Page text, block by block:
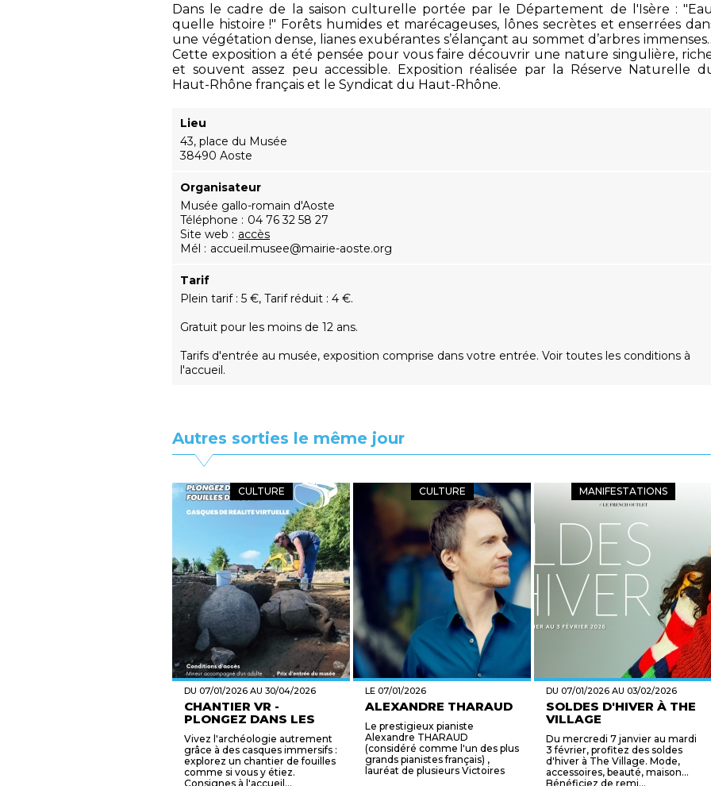
Dans le cadre de la saison culturelle portée par le Département de l'Isère :
quelle histoire !" Forêts humides et marécageuses, lônes secrètes et enserrées
une végétation dense, lianes exubérantes s’élançant au sommet d’arbres
Cette exposition a été pensée pour vous faire découvrir une nature singulière,
et souvent assez peu accessible. Exposition réalisée par la Réserve Naturelle
Haut-Rhône français et le Syndicat du Haut-Rhône.
Lieu
43, place du Musée
38490 Aoste
Organisateur
Musée gallo-romain d'Aoste
Téléphone
04 76 32 58 27
Site web
accès
Mél
accueil.musee@mairie-aoste.org
Tarif
Plein tarif : 5 €, Tarif réduit : 4 €.
Gratuit pour les moins de 12 ans.
Tarifs d'entrée au musée, exposition comprise dans votre entrée. Voir toutes les conditions à
l'accueil.
Autres sorties le même jour
CULTURE
DU 07/01/2026 AU 30/04/2026
CHANTIER VR -
PLONGEZ DANS LES
FOUI...
Vivez l'archéologie autrement
grâce à des casques immersifs :
explorez un chantier de fouilles
comme si vous y étiez.
Consignes à l'accueil...
CULTURE
LE 07/01/2026
ALEXANDRE THARAUD
Le prestigieux pianiste
Alexandre THARAUD
(considéré comme l'un des plus
grands pianistes français) ,
lauréat de plusieurs Victoires
MANIFESTATIONS
DU 07/01/2026 AU 03/02/2026
SOLDES D'HIVER À THE
VILLAGE
Du mercredi 7 janvier au mardi
3 février, profitez des soldes
d'hiver à The Village. Mode,
accessoires, beauté, maison...
Bénéficiez de remi...